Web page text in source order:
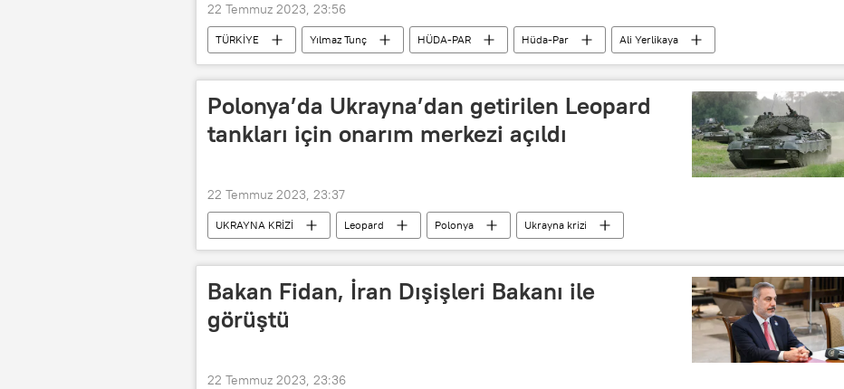
22 Temmuz 2023, 23:56
TÜRKİYE Yılmaz Tunç HÜDA-PAR Hüda-Par Ali Yerlikaya
Polonya’da Ukrayna’dan getirilen Leopard
tankları için onarım merkezi açıldı
22 Temmuz 2023, 23:37
UKRAYNA KRİZİ Leopard Polonya Ukrayna krizi
Bakan Fidan, İran Dışişleri Bakanı ile
görüştü
22 Temmuz 2023, 23:36